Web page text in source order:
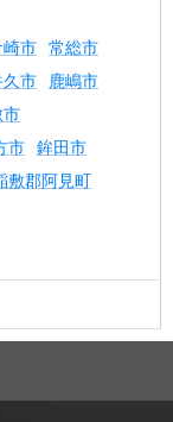
市 常総市
市 鹿嶋市
市 鉾田市
敷郡阿見町